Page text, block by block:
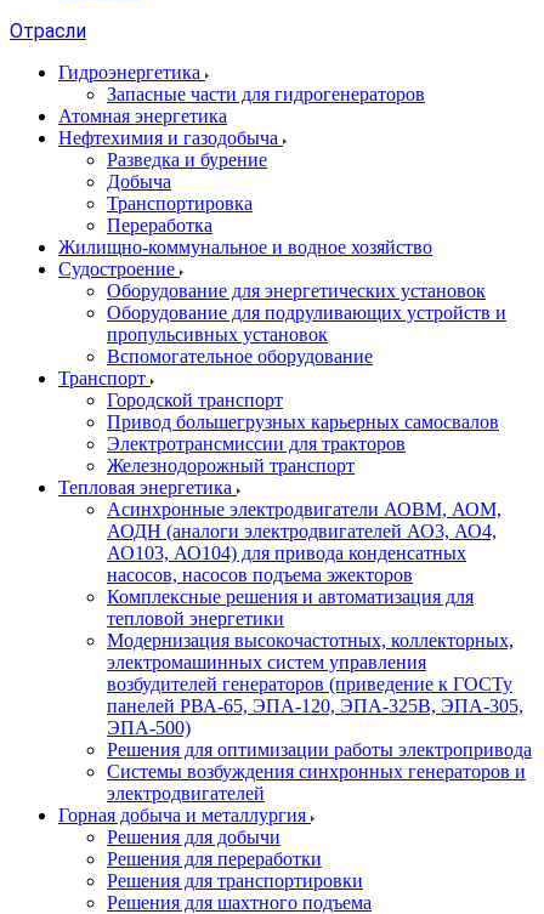
Отрасли
Гидроэнергетика
Запасные части для гидрогенераторов
Атомная энергетика
Нефтехимия и газодобыча
Разведка и бурение
Добыча
Транспортировка
Переработка
Жилищно-коммунальное и водное хозяйство
Судостроение
Оборудование для энергетических установок
Оборудование для подруливающих устройств и
пропульсивных установок
Вспомогательное оборудование
Транспорт
Городской транспорт
Привод большегрузных карьерных самосвалов
Электротрансмиссии для тракторов
Железнодорожный транспорт
Тепловая энергетика
Асинхронные электродвигатели АОВМ, АОМ,
АОДН (аналоги электродвигателей АО3, АО4,
АО103, АО104) для привода конденсатных
насосов, насосов подъема эжекторов
Комплексные решения и автоматизация для
тепловой энергетики
Модернизация высокочастотных, коллекторных,
электромашинных систем управления
возбудителей генераторов (приведение к ГОСТу
панелей РВА-65, ЭПА-120, ЭПА-325В, ЭПА-305,
ЭПА-500)
Решения для оптимизации работы электропривода
Системы возбуждения синхронных генераторов и
электродвигателей
Горная добыча и металлургия
Решения для добычи
Решения для переработки
Решения для транспортировки
Решения для шахтного подъема